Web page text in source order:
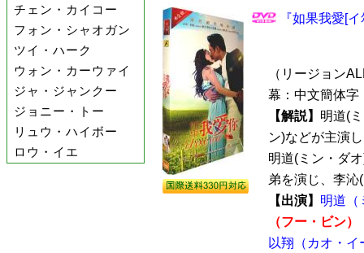
チェン・カイコー
フォン・シャオガン
ツイ・ハーク
ウォン・カーウァイ
ジャ・ジャンクー
ジョニー・トー
リュウ・ハイボー
ロウ・イエ
『如果我愛[
（リージョン
幕：中文簡体字
【解説】 明道(
ン)などが主演
明道(ミン・ダ
弟を演じ、李沁
【出演】 明道（
（フー・ビン）
以翔（カオ・イ